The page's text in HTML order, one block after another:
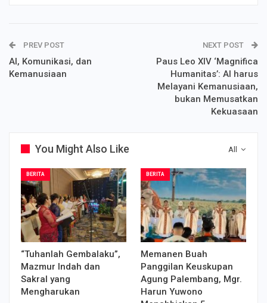
PREV POST
AI, Komunikasi, dan
Kemanusiaan
NEXT POST
Paus Leo XIV ‘Magnifica
Humanitas’: AI harus
Melayani Kemanusiaan,
bukan Memusatkan
Kekuasaan
All
You Might Also Like
BERITA
“Tuhanlah Gembalaku”,
Mazmur Indah dan
Sakral yang
Mengharukan
BERITA
Memanen Buah
Panggilan Keuskupan
Agung Palembang, Mgr.
Harun Yuwono